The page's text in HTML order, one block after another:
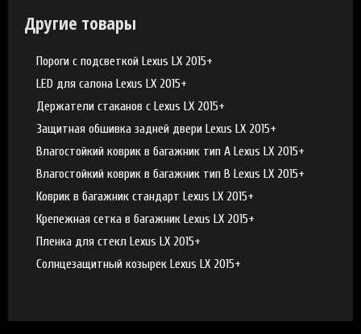
Другие товары
Пороги с подсветкой Lexus LX 2015+
LED для салона Lexus LX 2015+
Держатели стаканов с Lexus LX 2015+
Защитная обшивка задней двери Lexus LX 2015+
Влагостойкий коврик в багажник тип А Lexus LX 2015+
Влагостойкий коврик в багажник тип В Lexus LX 2015+
Коврик в багажник стандарт Lexus LX 2015+
Крепежная сетка в багажник Lexus LX 2015+
Пленка для стекл Lexus LX 2015+
Солнцезащитный козырек Lexus LX 2015+